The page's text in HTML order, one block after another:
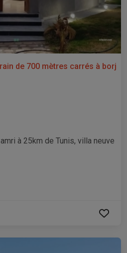
de 700 mètres carrés à borj
à 25km de Tunis, villa neuve